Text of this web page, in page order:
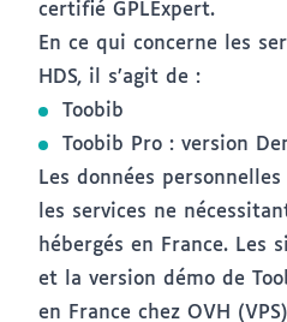
certifié GPLExpert.
En ce qui concerne les
HDS, il s’agit de :
Toobib
Toobib Pro : version
Les données
les services ne
hébergés en France. Les
et la version démo de
en France chez OVH